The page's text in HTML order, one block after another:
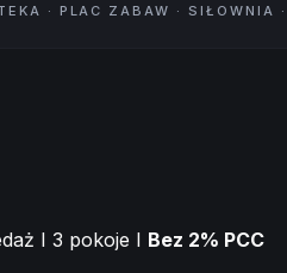
· PLAC ZABAW · SIŁOWNIA
I 3 pokoje I Bez 2% PCC